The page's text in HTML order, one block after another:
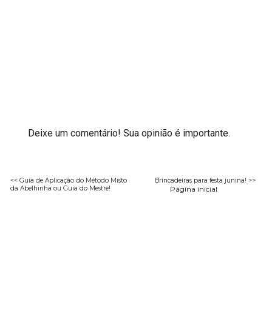
Deixe um comentário! Sua opinião é importante.
<< Guia de Aplicação do Método Misto
da Abelhinha ou Guia do Mestre!
Brincadeiras para festa junina! >>
Página inicial